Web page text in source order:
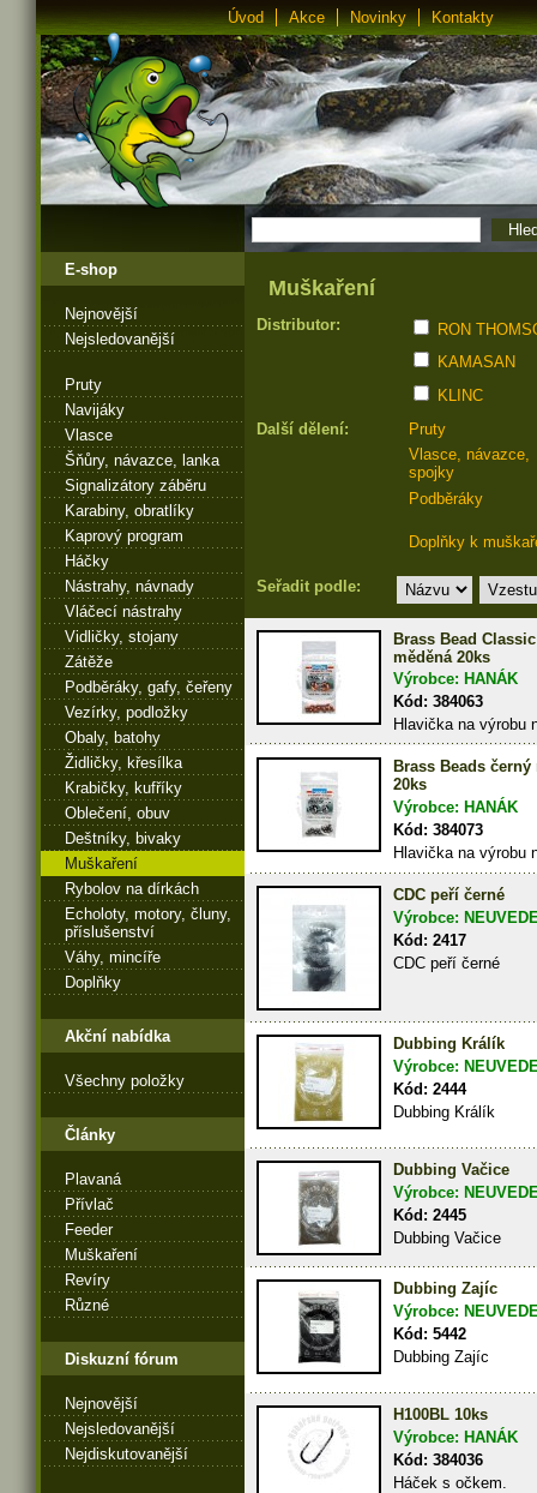
Úvod Akce Novinky Kontakty
E-shop
Nejnovější
Nejsledovanější
Pruty
Navijáky
Vlasce
Šňůry, návazce, lanka
Signalizátory záběru
Karabiny, obratlíky
Kaprový program
Háčky
Nástrahy, návnady
Vláčecí nástrahy
Vidličky, stojany
Zátěže
Podběráky, gafy, čeřeny
Vezírky, podložky
Obaly, batohy
Židličky, křesílka
Krabičky, kufříky
Oblečení, obuv
Deštníky, bivaky
Muškaření
Rybolov na dírkách
Echoloty, motory, čluny,
příslušenství
Váhy, mincíře
Doplňky
Akční nabídka
Všechny položky
Články
Plavaná
Přívlač
Feeder
Muškaření
Revíry
Různé
Diskuzní fórum
Nejnovější
Nejsledovanější
Nejdiskutovanější
Muškaření
Distributor:
RON
KAMASAN
KLINC
Další dělení:
Pruty
Vlasce, návazce,
spojky
Podběráky
Doplňky k
Seřadit podle:
Brass Bead Classic
měděná 20ks
Výrobce: HANÁK
Kód: 384063
Hlavička na výrobu
Brass Beads
20ks
Výrobce: HANÁK
Kód: 384073
Hlavička na výrobu
CDC peří černé
Výrobce:
Kód: 2417
CDC peří černé
Dubbing Králík
Výrobce:
Kód: 2444
Dubbing Králík
Dubbing Vačice
Výrobce:
Kód: 2445
Dubbing Vačice
Dubbing Zajíc
Výrobce:
Kód: 5442
Dubbing Zajíc
H100BL 10ks
Výrobce: HANÁK
Kód: 384036
Háček s očkem.